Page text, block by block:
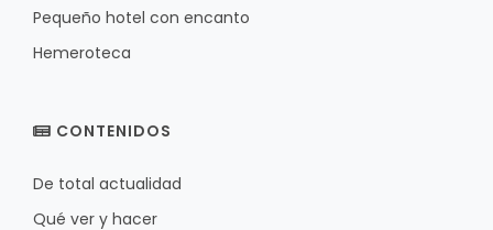
Pequeño hotel con encanto
Hemeroteca
CONTENIDOS
De total actualidad
Qué ver y hacer